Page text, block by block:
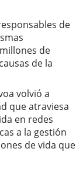
de
de
de la
volvió a
que atraviesa
en redes
a la gestión
de vida que